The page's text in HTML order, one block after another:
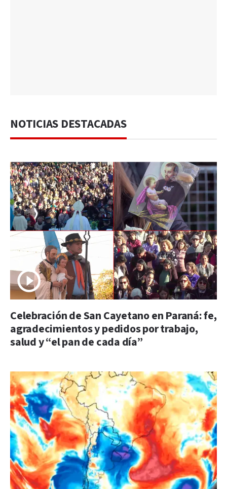
NOTICIAS DESTACADAS
Celebración de San Cayetano en Paraná: fe,
agradecimientos y pedidos por trabajo,
salud y “el pan de cada día”